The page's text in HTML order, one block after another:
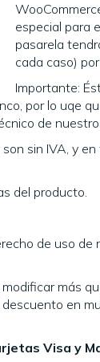
especial para
pasarela
cada caso)
Importante:
por lo uqe
de
sin IVA, y
del producto.
de uso
más
en
Visa y